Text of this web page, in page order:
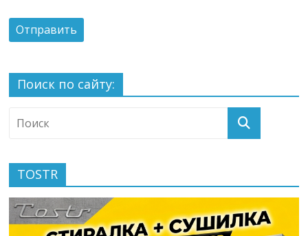
Поиск по сайту:
TOSTR